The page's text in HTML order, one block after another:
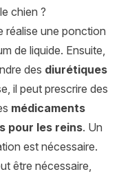
chien ?
réalise une ponction
de liquide. Ensuite,
des diurétiques
il peut prescrire des
médicaments
pour les reins. Un
est nécessaire.
être nécessaire,